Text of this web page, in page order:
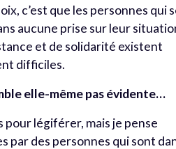
c’est que les personnes qui
aucune prise sur leur
et de solidarité existent
difficiles.
elle-même pas évidente…
pour légiférer, mais je pense
par des personnes qui sont